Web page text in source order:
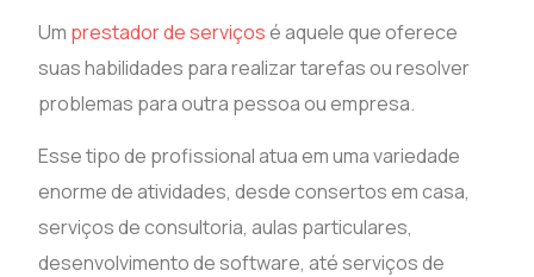
Um prestador de serviçosé aquele que oferece
suas habilidades para realizar tarefas ou resolver
problemas para outra pessoa ou empresa.
Esse tipo de profissional atua em uma variedade
enorme de atividades, desde consertos em casa,
serviços de consultoria, aulas particulares,
desenvolvimento de software, até serviços de